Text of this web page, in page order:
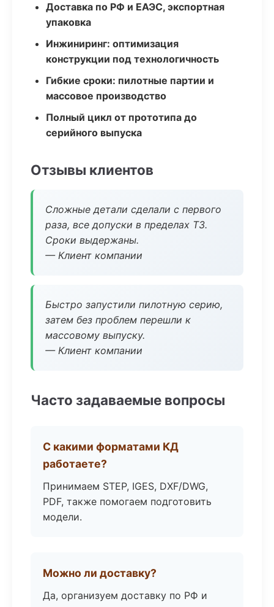
Доставка по РФ и ЕАЭС, экспортная
упаковка
Инжиниринг: оптимизация
конструкции под технологичность
Гибкие сроки: пилотные партии и
массовое производство
Полный цикл от прототипа до
серийного выпуска
Отзывы клиентов
Сложные детали сделали с первого
раза, все допуски в пределах ТЗ.
Сроки выдержаны.
— Клиент компании
Быстро запустили пилотную серию,
затем без проблем перешли к
массовому выпуску.
— Клиент компании
Часто задаваемые вопросы
С какими форматами КД
работаете?
Принимаем STEP, IGES, DXF/DWG,
PDF, также помогаем подготовить
модели.
Можно ли доставку?
Да, организуем доставку по РФ и